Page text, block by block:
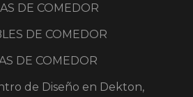
DE COMEDOR
DE COMEDOR
DE COMEDOR
de Diseño en Dekton,